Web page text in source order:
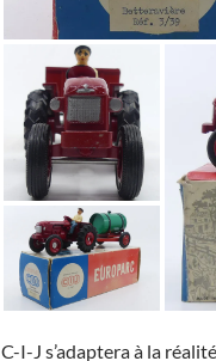
C-I-J s’adaptera à la